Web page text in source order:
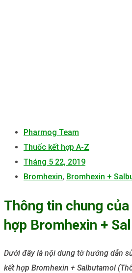
Pharmog Team
Thuốc kết hợp A-Z
Tháng 5 22, 2019
Bromhexin, Bromhexin +
Thông tin chung
hợp Bromhexin +
Dưới đây là nội dung tờ hướng dẫn
kết hợp Bromhexin + Salbutamol